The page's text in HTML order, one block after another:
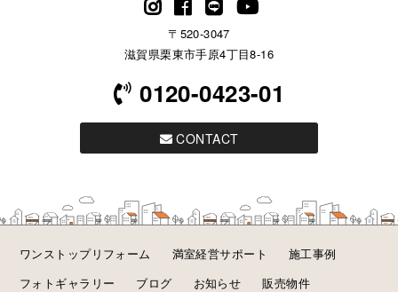
〒520-3047
滋賀県栗東市手原4丁目8-16
0120-0423-01
CONTACT
ワンストップリフォーム 満室経営サポート
施工事例
フォトギャラリー
ブログ お知らせ
販売物件